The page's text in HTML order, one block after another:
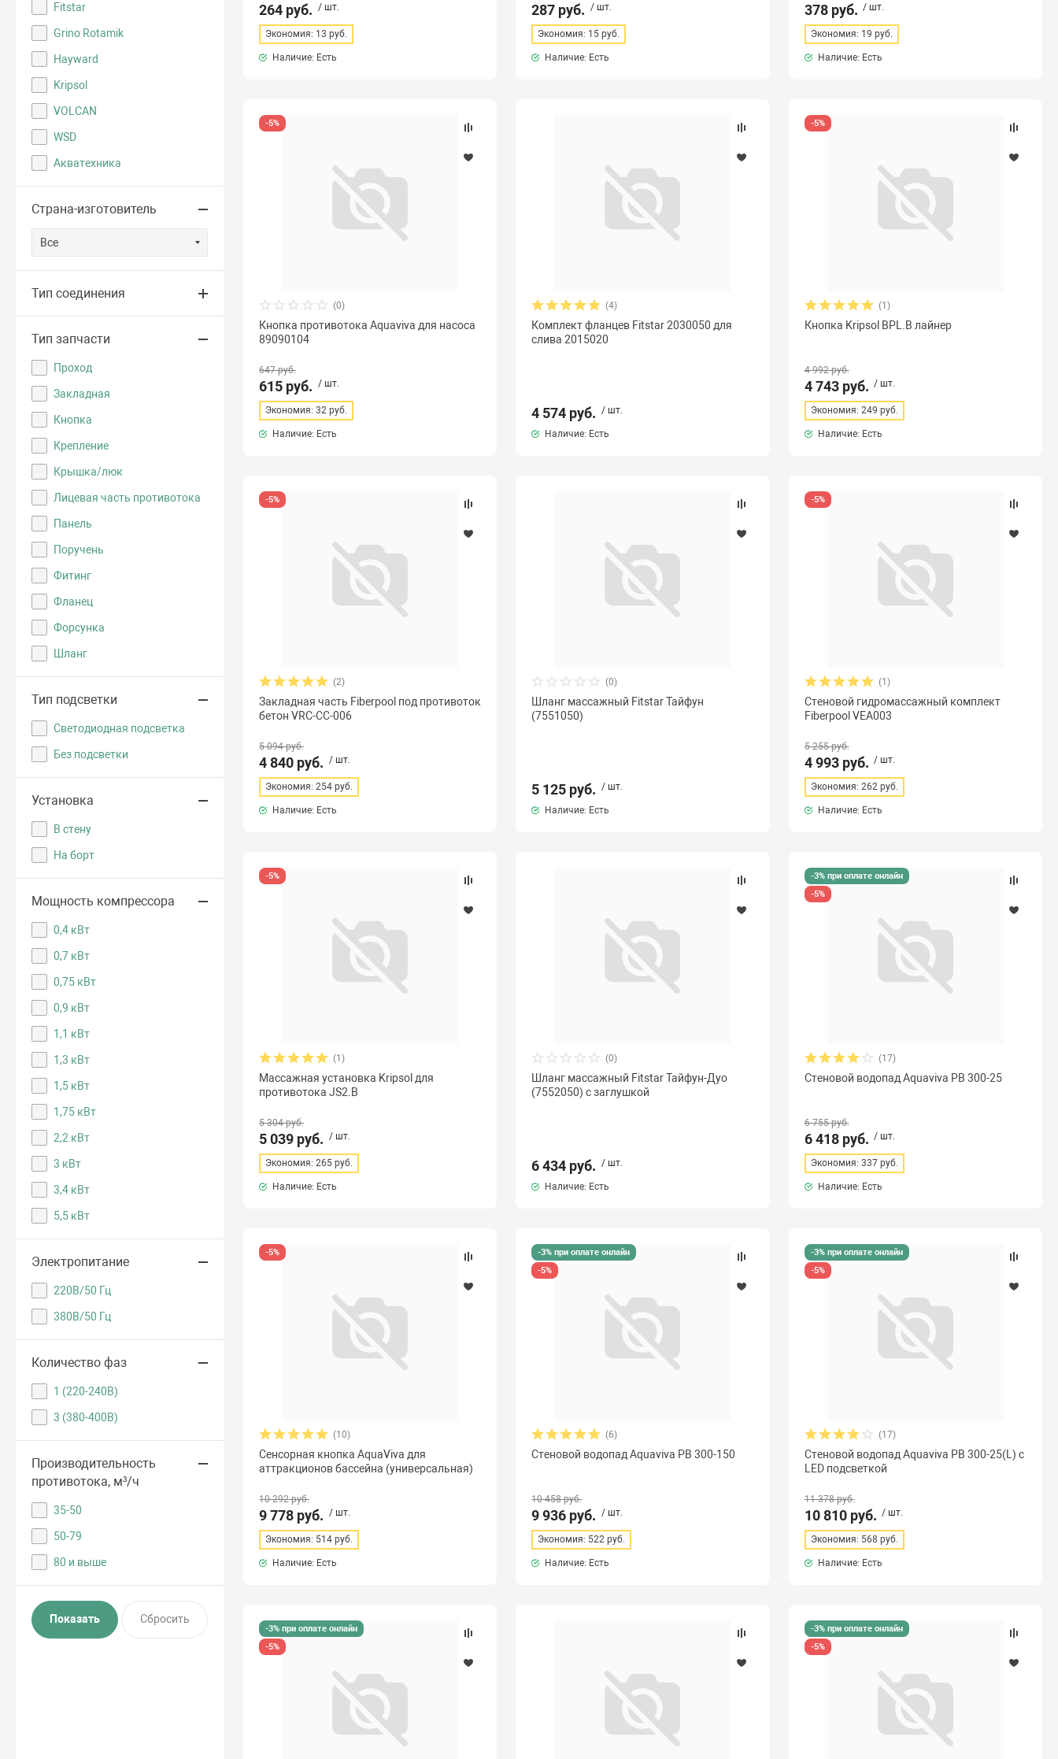
Fitstar
Grino Rotamik
Hayward
Kripsol
VOLCAN
WSD
Акватехника
Страна-изготовитель
Все
Тип соединения
Тип запчасти
Проход
Закладная
Кнопка
Крепление
Крышка/люк
Лицевая часть противотока
Панель
Поручень
Фитинг
Фланец
Форсунка
Шланг
Тип подсветки
Cветодиодная подсветка
Без подсветки
Установка
В стену
На борт
Мощность компрессора
0,4 кВт
0,7 кВт
0,75 кВт
0,9 кВт
1,1 кВт
1,3 кВт
1,5 кВт
1,75 кВт
2,2 кВт
3 кВт
3,4 кВт
5,5 кВт
Электропитание
220В/50 Гц
380В/50 Гц
Количество фаз
1 (220-240В)
3 (380-400В)
Производительность
противотока, м³/ч
35-50
50-79
80 и выше
264 руб. / шт.
Экономия: 13 руб.
Наличие: Есть
287 руб. / шт.
Экономия: 15 руб.
Наличие: Есть
378 руб. / шт.
Экономия: 19 руб.
Наличие: Есть
-5%
(0)
Кнопка противотока Aquaviva для насоса
89090104
647 руб.
615 руб. / шт.
Экономия: 32 руб.
Наличие: Есть
(4)
Комплект фланцев Fitstar 2030050 для
слива 2015020
4 574 руб. / шт.
Наличие: Есть
-5%
(1)
Кнопка Kripsol BPL.B лайнер
4 992 руб.
4 743 руб. / шт.
Экономия: 249 руб.
Наличие: Есть
-5%
(2)
Закладная часть Fiberpool под противоток
бетон VRC-CC-006
5 094 руб.
4 840 руб. / шт.
Экономия: 254 руб.
Наличие: Есть
(0)
Шланг массажный Fitstar Тайфун
(7551050)
5 125 руб. / шт.
Наличие: Есть
-5%
(1)
Стеновой гидромассажный комплект
Fiberpool VEA003
5 255 руб.
4 993 руб. / шт.
Экономия: 262 руб.
Наличие: Есть
-5%
(1)
Массажная установка Kripsol для
противотока JS2.B
5 304 руб.
5 039 руб. / шт.
Экономия: 265 руб.
Наличие: Есть
(0)
Шланг массажный Fitstar Тайфун-Дуо
(7552050) с заглушкой
6 434 руб. / шт.
Наличие: Есть
-3% при оплате онлайн
-5%
(17)
Стеновой водопад Aquaviva PB 300-25
6 755 руб.
6 418 руб. / шт.
Экономия: 337 руб.
Наличие: Есть
-5%
(10)
Сенсорная кнопка AquaViva для
аттракционов бассейна (универсальная)
10 292 руб.
9 778 руб. / шт.
Экономия: 514 руб.
Наличие: Есть
-3% при оплате онлайн
-5%
(6)
Стеновой водопад Aquaviva PB 300-150
10 458 руб.
9 936 руб. / шт.
Экономия: 522 руб.
Наличие: Есть
-3% при оплате онлайн
-5%
(17)
Стеновой водопад Aquaviva PB 300-25(L) с
LED подсветкой
11 378 руб.
10 810 руб. / шт.
Экономия: 568 руб.
Наличие: Есть
-3% при оплате онлайн
-5%
-3% при оплате онлайн
-5%